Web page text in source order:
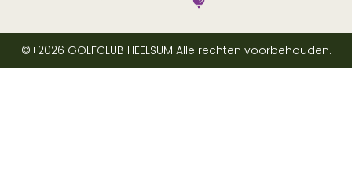
©+2026 GOLFCLUB HEELSUM Alle rechten voorbehouden.